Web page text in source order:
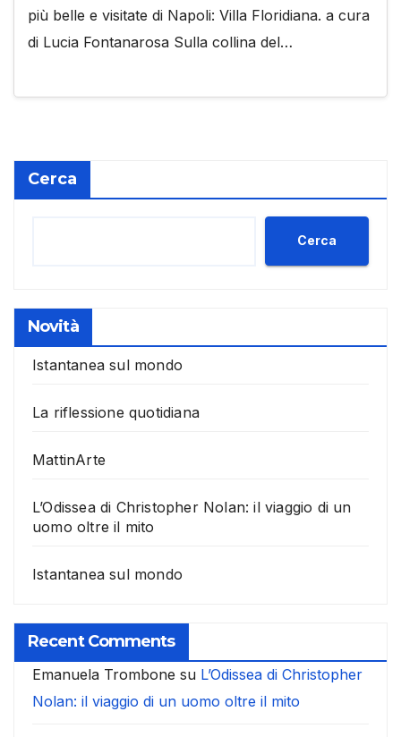
più belle e visitate di Napoli: Villa Floridiana. a cura
di Lucia Fontanarosa Sulla collina del…
Cerca
Cerca
Novità
Istantanea sul mondo
La riflessione quotidiana
MattinArte
L’Odissea di Christopher Nolan: il viaggio di un
uomo oltre il mito
Istantanea sul mondo
Recent Comments
Emanuela Trombone su L’Odissea di Christopher
Nolan: il viaggio di un uomo oltre il mito